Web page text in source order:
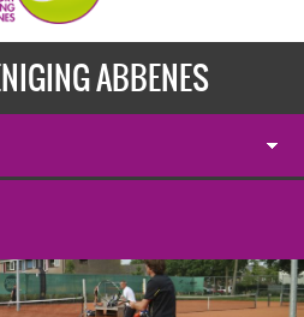
ABBENES